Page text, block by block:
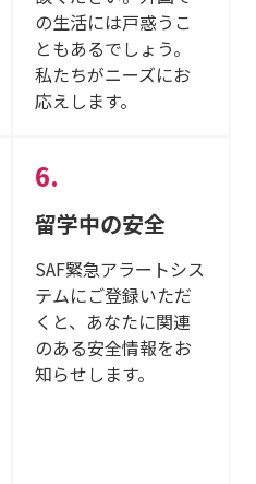
の生活には戸惑うこ
ともあるでしょう。
私たちがニーズにお
応えします。
留学中の安全
SAF緊急アラートシス
テムにご登録いただ
くと、あなたに関連
のある安全情報をお
知らせします。